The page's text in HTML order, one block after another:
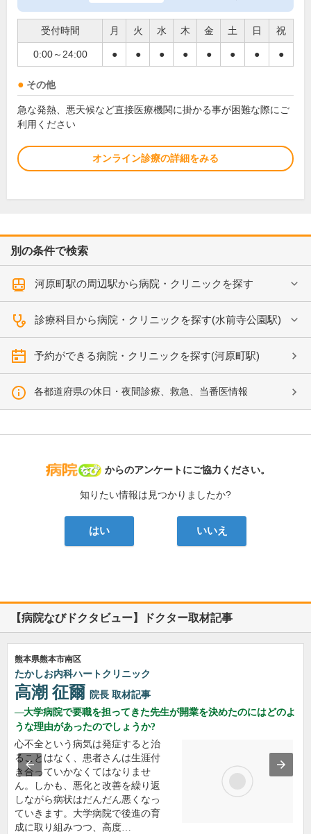
受付時間 月 火 水 木 金 土 日 祝
0:00～24:00 ● ● ● ● ● ● ● ●
その他
急な発熱、悪天候など直接医療機関に掛かる事が困難な際にご
利用ください
オンライン診療の詳細をみる
別の条件で検索
河原町駅の周辺駅から病院・クリニックを探す
診療科目から病院・クリニックを探す(水前寺公園駅)
予約ができる病院・クリニックを探す(河原町駅)
各都道府県の休日・夜間診療、救急、当番医情報
病院なび
からのアンケートにご協力ください。
知りたい情報は見つかりましたか?
はい いいえ
【病院なびドクタビュー】ドクター取材記事
熊本県熊本市南区
たかしお内科ハートクリニック
高潮 征爾 院長 取材記事
大学病院で要職を担ってきた先生が開業を決めたのにはどのよ
うな理由があったのでしょうか?
心不全という病気は発症すると治
ることはなく、患者さんは生涯付
き合っていかなくてはなりませ
ん。しかも、悪化と改善を繰り返
しながら病状はだんだん悪くなっ
ていきます。大学病院で後進の育
成に取り組みつつ、高度…